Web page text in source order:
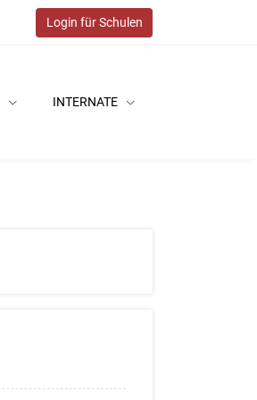
Login für Schulen
INTERNATE